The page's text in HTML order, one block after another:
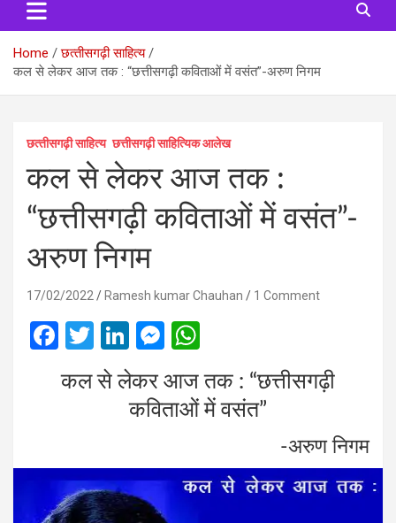
Home
छत्‍तीसगढ़ी साहित्‍य
कल से लेकर आज तक : “छत्तीसगढ़ी कविताओं में वसंत”-अरुण निगम
छत्‍तीसगढ़ी साहित्‍य छत्तीसगढ़ी साहित्यिक आलेख
कल से लेकर आज तक :
“छत्तीसगढ़ी कविताओं में वसंत”-
अरुण निगम
17/02/2022 Ramesh kumar Chauhan 1 Comment
F
ce
o
k
T
wi
tt
Li
n
ke
dI
M
se
n
er
at
s
p
p
कल से लेकर आज तक : “छत्तीसगढ़ी
कविताओं में वसंत”
-अरुण निगम